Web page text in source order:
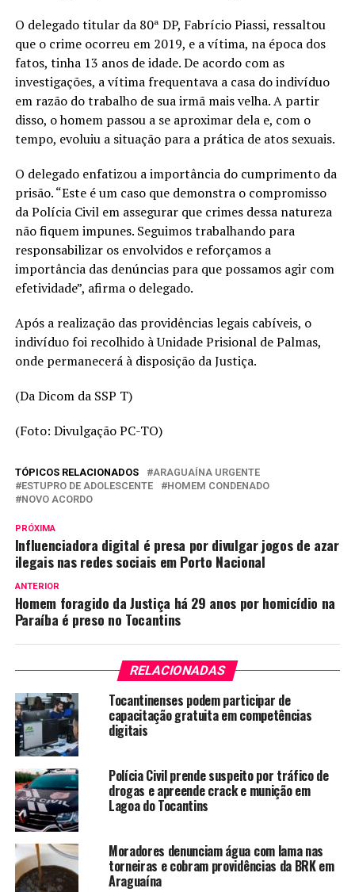
O delegado titular da 80ª DP, Fabrício Piassi, ressaltou
que o crime ocorreu em 2019, e a vítima, na época dos
fatos, tinha 13 anos de idade. De acordo com as
investigações, a vítima frequentava a casa do indivíduo
em razão do trabalho de sua irmã mais velha. A partir
disso, o homem passou a se aproximar dela e, com o
tempo, evoluiu a situação para a prática de atos sexuais.
O delegado enfatizou a importância do cumprimento da
prisão. “Este é um caso que demonstra o compromisso
da Polícia Civil em assegurar que crimes dessa natureza
não fiquem impunes. Seguimos trabalhando para
responsabilizar os envolvidos e reforçamos a
importância das denúncias para que possamos agir com
efetividade”, afirma o delegado.
Após a realização das providências legais cabíveis, o
indivíduo foi recolhido à Unidade Prisional de Palmas,
onde permanecerá à disposição da Justiça.
(Da Dicom da SSP T)
(Foto: Divulgação PC-TO)
TÓPICOS RELACIONADOS
ARAGUAÍNA URGENTE
ESTUPRO DE ADOLESCENTE
HOMEM CONDENADO
NOVO ACORDO
PRÓXIMA
Influenciadora digital é presa por divulgar jogos de azar
ilegais nas redes sociais em Porto Nacional
ANTERIOR
Homem foragido da Justiça há 29 anos por homicídio na
Paraíba é preso no Tocantins
RELACIONADAS
Tocantinenses podem participar de
capacitação gratuita em competências
digitais
Polícia Civil prende suspeito por tráfico de
drogas e apreende crack e munição em
Lagoa do Tocantins
Moradores denunciam água com lama nas
torneiras e cobram providências da BRK em
Araguaína